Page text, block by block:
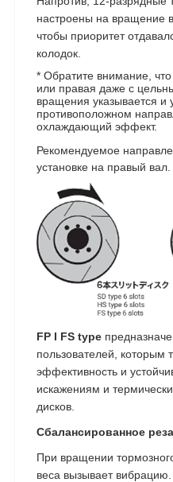
настроены на вращение
чтобы приоритет
колодок.
* Обратите внимание,
или правая даже с
вращения указывается и
противоположном
охлаждающий эффект.
Рекомендуемое
установке на правый вал.
FP I FS type
пользователей, которым
эффективность и
искажениям и
дисков.
Сбалансированное
При вращении
веса вызывает вибрацию.